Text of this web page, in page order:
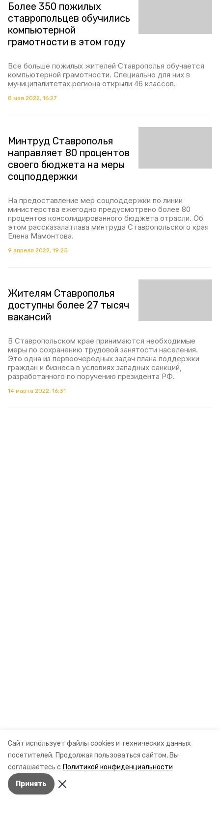
Сайт использует файлы cookies и технических данных
посетителей. Продолжая пользоваться сайтом, Вы
соглашаетесь с Политикой конфиденциальности
Принять
Более 350 пожилых
ставропольцев обучились
компьютерной
грамотности в этом году
Все больше пожилых жителей Ставрополья обучается
компьютерной грамотности. Специально для них в
муниципалитетах региона открыли 46 классов.
8 мая 2022, 16:27
Минтруд Ставрополья
направляет 80 процентов
своего бюджета на меры
соцподдержки
На предоставление мер соцподдержки по линии
министерства ежегодно предусмотрено более 80
процентов консолидированного бюджета отрасли. Об
этом рассказала глава минтруда Ставропольского края
Елена Мамонтова.
9 апреля 2022, 19:25
Жителям Ставрополья
доступны более 27 тысяч
вакансий
В Ставропольском крае принимаются необходимые
меры по сохранению трудовой занятости населения.
Это одна из первоочерёдных задач плана поддержки
граждан и бизнеса в условиях западных санкций,
разработанного по поручению президента РФ.
14 марта 2022, 16:31